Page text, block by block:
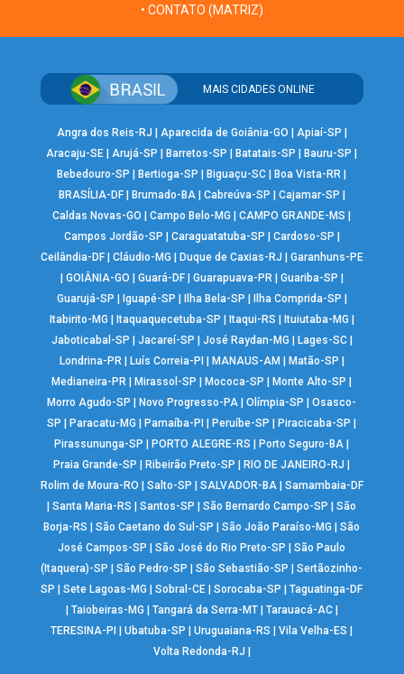
• CONTATO (MATRIZ)
MAIS CIDADES ONLINE
Angra dos Reis-RJ | Aparecida de Goiânia-GO | Apiaí-SP |
Aracaju-SE | Arujá-SP |Barretos-SP |Batatais-SP |Bauru-SP |
Bebedouro-SP |Bertioga-SP |Biguaçu-SC |Boa Vista-RR |
BRASÍLIA-DF| Brumado-BA| Cabreúva-SP | Cajamar-SP |
Caldas Novas-GO |Campo Belo-MG |CAMPO GRANDE-MS |
Campos Jordão-SP | Caraguatatuba-SP | Cardoso-SP |
Ceilândia-DF| Cláudio-MG | Duque de Caxias-RJ | Garanhuns-PE
| GOIÂNIA-GO | Guará-DF| Guarapuava-PR | Guariba-SP |
Guarujá-SP | Iguapé-SP | Ilha Bela-SP | Ilha Comprida-SP |
Itabirito-MG | Itaquaquecetuba-SP | Itaqui-RS | Ituiutaba-MG |
Jaboticabal-SP | Jacareí-SP | José Raydan-MG | Lages-SC|
Londrina-PR | Luís Correia-PI | MANAUS-AM | Matão-SP |
Medianeira-PR |Mirassol-SP |Mococa-SP |Monte Alto-SP |
Morro Agudo-SP |Novo Progresso-PA |Olímpia-SP |Osasco-
SP |Paracatu-MG |Parnaíba-PI |Peruíbe-SP |Piracicaba-SP |
Pirassununga-SP |PORTO ALEGRE-RS |Porto Seguro-BA |
Praia Grande-SP |Ribeirão Preto-SP |RIO DE JANEIRO-RJ |
Rolim de Moura-RO | Salto-SP | SALVADOR-BA| Samambaia-DF
|Santa Maria-RS |Santos-SP |São Bernardo Campo-SP |São
Borja-RS |São Caetano do Sul-SP |São João Paraíso-MG |São
José Campos-SP |São José do Rio Preto-SP |São Paulo
(Itaquera)-SP |São Pedro-SP |São Sebastião-SP |Sertãozinho-
SP |Sete Lagoas-MG |Sobral-CE |Sorocaba-SP |Taguatinga-DF
| Taiobeiras-MG | Tangará da Serra-MT| Tarauacá-AC|
TERESINA-PI |Ubatuba-SP |Uruguaiana-RS |Vila Velha-ES |
Volta Redonda-RJ |